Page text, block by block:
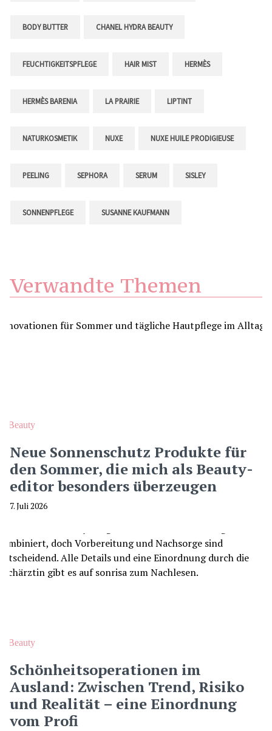
BODY BUTTER CHANEL HYDRA BEAUTY
FEUCHTIGKEITSPFLEGE HAIR MIST HERMÈS
HERMÈS BARENIA LA PRAIRIE LIPTINT
NATURKOSMETIK NUXE NUXE HUILE PRODIGIEUSE
PEELING SEPHORA SERUM SISLEY
SONNENPFLEGE SUSANNE KAUFMANN
Verwandte Themen
Beauty
Neue Sonnenschutz Produkte für
den Sommer, die mich als Beauty-
editor besonders überzeugen
7. Juli 2026
Beauty
Schönheitsoperationen im
Ausland: Zwischen Trend, Risiko
und Realität – eine Einordnung
vom Profi